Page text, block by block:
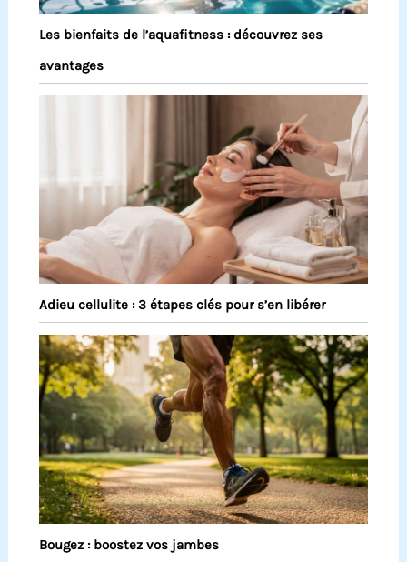
Les bienfaits de l’aquafitness : découvrez ses
avantages
Adieu cellulite : 3 étapes clés pour s’en libérer
Bougez : boostez vos jambes